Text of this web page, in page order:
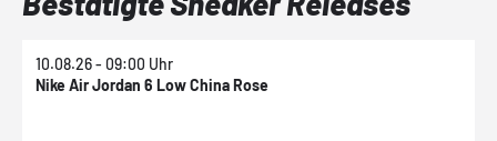
10.08.26 - 09:00 Uhr
Nike Air Jordan 6 Low China Rose